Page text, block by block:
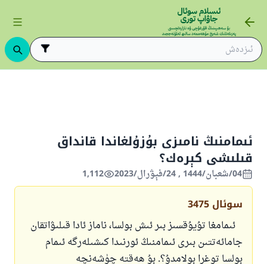
ئىمامنىڭ نامىزى بۇزۇلغاندا قانداق
قىلىشى كېرەك؟
04/شعبان/1444 , 24/فېۋرال/2023 1,112
سوئال 3475
ئىمامغا تۇيۇقسىز بىر ئىش بولسا، ناماز ئادا قىلىۋاتقان
جامائەتتىن بىرى ئىمامنىڭ ئورنىدا كىشىلەرگە ئىمام
بولسا توغرا بولامدۇ؟. بۇ ھەقتە چۈشەنچە